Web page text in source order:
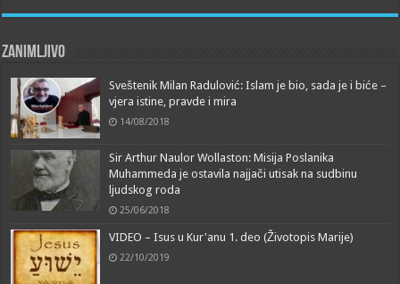
Zanimljivo
Sveštenik Milan Radulović: Islam je bio, sada je i biće –
vjera istine, pravde i mira
14/08/2018
Sir Arthur Naulor Wollaston: Misija Poslanika
Muhammeda je ostavila najjači utisak na sudbinu
ljudskog roda
25/06/2018
VIDEO – Isus u Kur'anu 1. deo (Životopis Marije)
22/10/2019